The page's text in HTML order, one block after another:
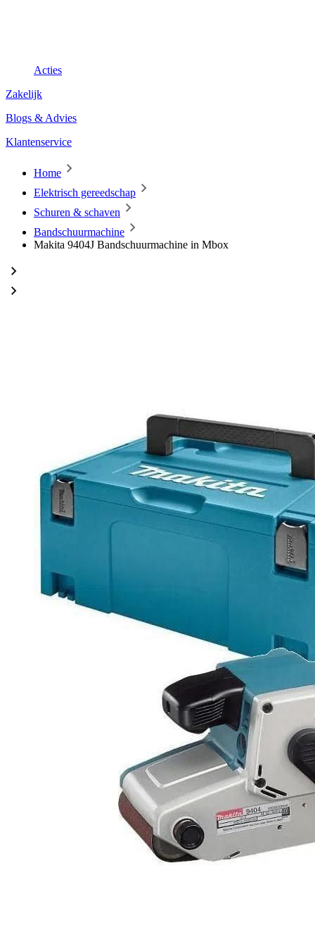
Acties
Zakelijk
Blogs & Advies
Klantenservice
Home
Elektrisch gereedschap
Schuren & schaven
Bandschuurmachine
Makita 9404J Bandschuurmachine in Mbox